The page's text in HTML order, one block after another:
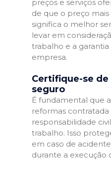
preços e serviços
de que o preço
significa o melhor
levar em
trabalho e a
empresa.
Certifique-se de
seguro
É fundamental que
reformas
responsabilidade
trabalho. Isso
em caso de
durante a execução